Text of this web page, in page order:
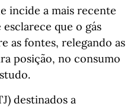
incide a mais recente
que o gás
as fontes, relegando as
posição, no consumo
destinados a